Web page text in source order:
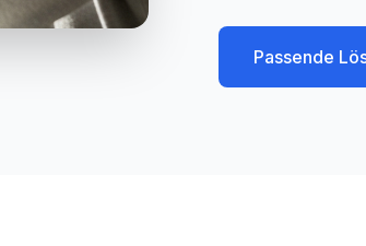
Passende